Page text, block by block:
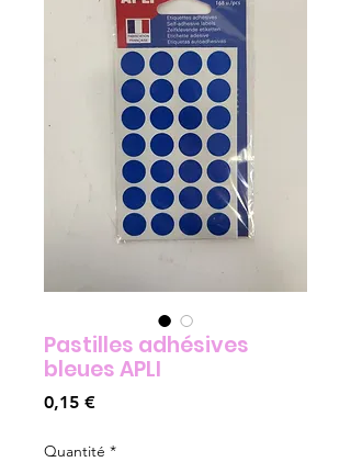
Pastilles adhésives
bleues APLI
0,15 €Prix
Quantité *